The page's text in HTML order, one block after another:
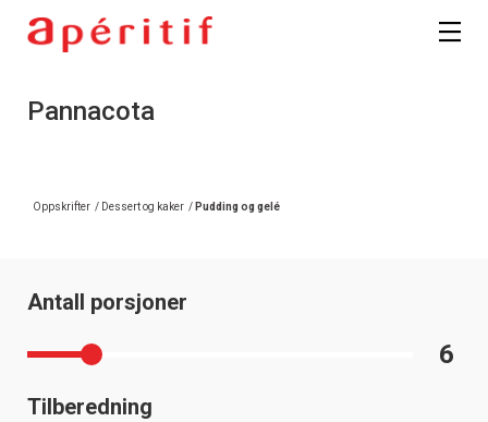
Pannacota
Oppskrifter / Dessert og kaker / Pudding og gelé
Antall porsjoner
6
Tilberedning